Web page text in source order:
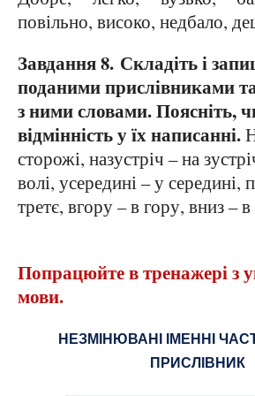
повільно, високо, недбало,
Завдання 8. Складіть і
поданими прислівниками
з ними словами. Поясніть,
відмінність у їх написанні.
сторожі, назустріч – на
волі, усередині – у середині,
третє, вгору – в гору, вниз – в
Попрацюйте в тренажері з
мови.
НЕЗМІНЮВАНІ ІМЕННІ
ПРИСЛІВНИК